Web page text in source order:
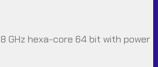
GHz hexa-core 64 bit with power